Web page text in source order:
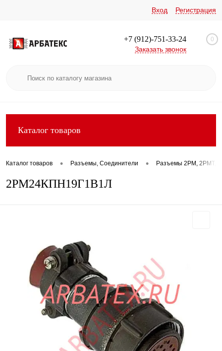
Вход Регистрация
+7 (912)-751-33-24
Заказать звонок
0
Каталог товаров
Каталог товаров • Разъемы, Соединители • Разъемы 2РМ, 2РМТ,
2РМ24КПН19Г1В1Л